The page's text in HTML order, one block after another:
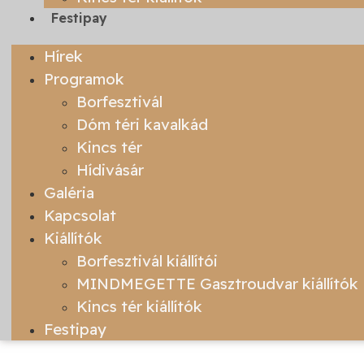
Festipay
Hírek
Programok
Borfesztivál
Dóm téri kavalkád
Kincs tér
Hídivásár
Galéria
Kapcsolat
Kiállítók
Borfesztivál kiállítói
MINDMEGETTE Gasztroudvar kiállítók
Kincs tér kiállítók
Festipay